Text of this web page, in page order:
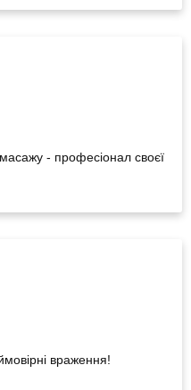
- професіонал своєї
враження!